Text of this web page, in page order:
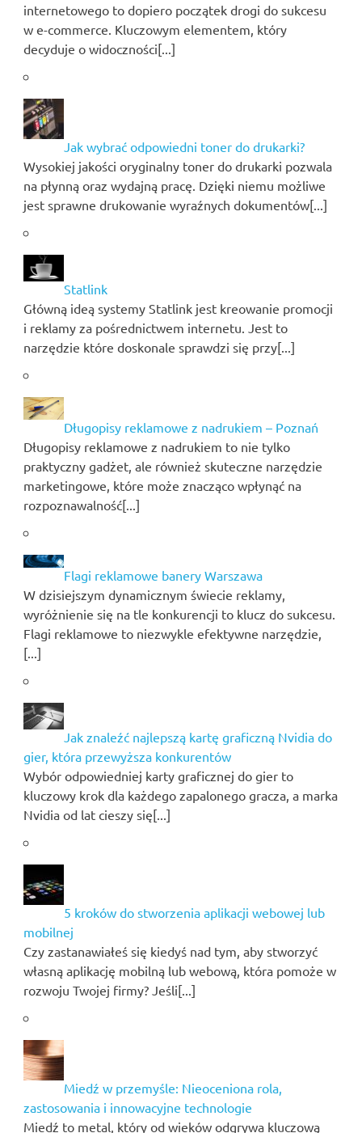
internetowego to dopiero początek drogi do sukcesu
w e-commerce. Kluczowym elementem, który
decyduje o widoczności[...]
Jak wybrać odpowiedni toner do drukarki?
Wysokiej jakości oryginalny toner do drukarki pozwala
na płynną oraz wydajną pracę. Dzięki niemu możliwe
jest sprawne drukowanie wyraźnych dokumentów[...]
Statlink
Główną ideą systemy Statlink jest kreowanie promocji
i reklamy za pośrednictwem internetu. Jest to
narzędzie które doskonale sprawdzi się przy[...]
Długopisy reklamowe z nadrukiem – Poznań
Długopisy reklamowe z nadrukiem to nie tylko
praktyczny gadżet, ale również skuteczne narzędzie
marketingowe, które może znacząco wpłynąć na
rozpoznawalność[...]
Flagi reklamowe banery Warszawa
W dzisiejszym dynamicznym świecie reklamy,
wyróżnienie się na tle konkurencji to klucz do sukcesu.
Flagi reklamowe to niezwykle efektywne narzędzie,
[...]
Jak znaleźć najlepszą kartę graficzną Nvidia do
gier, która przewyższa konkurentów
Wybór odpowiedniej karty graficznej do gier to
kluczowy krok dla każdego zapalonego gracza, a marka
Nvidia od lat cieszy się[...]
5 kroków do stworzenia aplikacji webowej lub
mobilnej
Czy zastanawiałeś się kiedyś nad tym, aby stworzyć
własną aplikację mobilną lub webową, która pomoże w
rozwoju Twojej firmy? Jeśli[...]
Miedź w przemyśle: Nieoceniona rola,
zastosowania i innowacyjne technologie
Miedź to metal, który od wieków odgrywa kluczową